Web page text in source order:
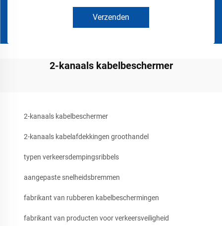
Verzenden
2-kanaals kabelbeschermer
2-kanaals kabelbeschermer
2-kanaals kabelafdekkingen groothandel
typen verkeersdempingsribbels
aangepaste snelheidsbremmen
fabrikant van rubberen kabelbeschermingen
fabrikant van producten voor verkeersveiligheid